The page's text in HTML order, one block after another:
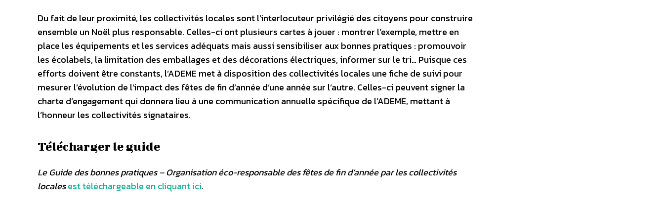
Du fait de leur proximité, les collectivités locales sont l’interlocuteur privilégié des citoyens pour construire
ensemble un Noël plus responsable. Celles-ci ont plusieurs cartes à jouer : montrer l’exemple, mettre en
place les équipements et les services adéquats mais aussi sensibiliser aux bonnes pratiques : promouvoir
les écolabels, la limitation des emballages et des décorations électriques, informer sur le tri… Puisque ces
efforts doivent être constants, l’ADEME met à disposition des collectivités locales une fiche de suivi pour
mesurer l’évolution de l’impact des fêtes de fin d’année d’une année sur l’autre. Celles-ci peuvent signer la
charte d’engagement qui donnera lieu à une communication annuelle spécifique de l’ADEME, mettant à
l’honneur les collectivités signataires.
Télécharger le guide
Le Guide des bonnes pratiques – Organisation éco-responsable des fêtes de fin d’année par les collectivités
localesest téléchargeable en cliquant ici.